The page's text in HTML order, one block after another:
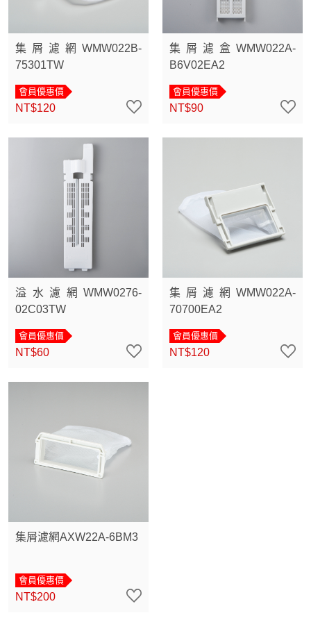
集屑濾網WMW022B-
75301TW
會員優惠價
NT$120
集屑濾盒WMW022A-
B6V02EA2
會員優惠價
NT$90
溢水濾網WMW0276-
02C03TW
會員優惠價
NT$60
集屑濾網WMW022A-
70700EA2
會員優惠價
NT$120
集屑濾網AXW22A-6BM3
會員優惠價
NT$200